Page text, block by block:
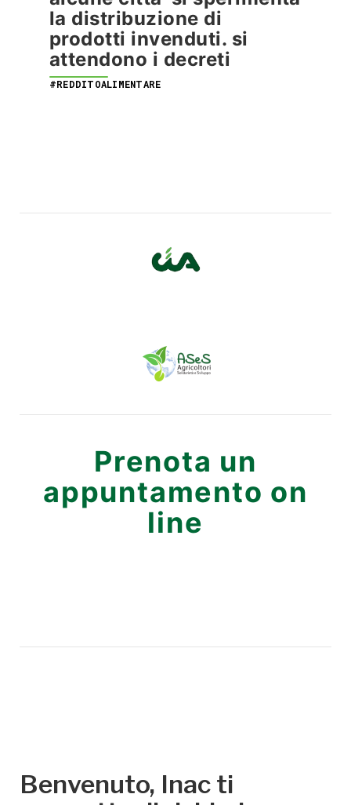
la distribuzione di
prodotti invenduti. si
attendono i decreti
#REDDITOALIMENTARE
Prenota un
appuntamento on
line
Benvenuto, Inac ti